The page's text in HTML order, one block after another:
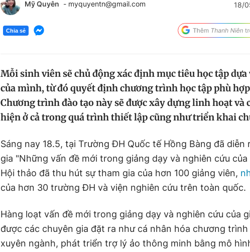
Mỹ Quyên - myquyentn@gmail.com 18/
Chia sẻ
Mỗi sinh viên sẽ chủ động xác định mục tiêu học tập
của mình, từ đó quyết định chương trình học tập phù
Chương trình đào tạo này sẽ được xây dựng linh hoạt và
hiện ở cả trong quá trình thiết lập cũng như triển khai
Sáng nay 18.5, tại Trường ĐH Quốc tế Hồng Bàng đã diễn
gia "Những vấn đề mới trong giảng dạy và nghiên cứu của
Hội thảo đã thu hút sự tham gia của hơn 100 giảng viên,
của hơn 30 trường ĐH và viện nghiên cứu trên toàn quốc.
Hàng loạt vấn đề mới trong giảng dạy và nghiên cứu của
được các chuyên gia đặt ra như cá nhân hóa chương
xuyên ngành, phát triển trợ lý ảo thông minh bằng mô